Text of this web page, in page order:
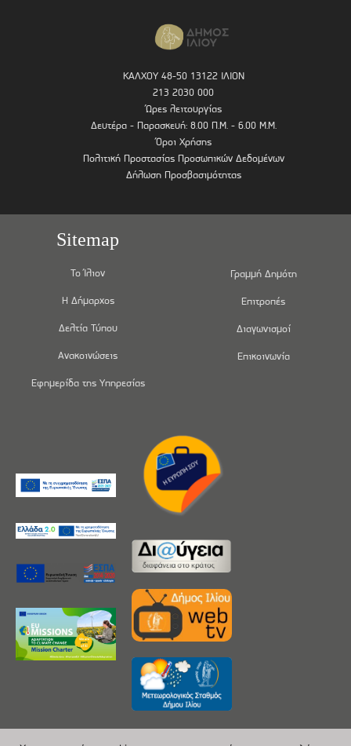
ΚΑΛΧΟΥ 48-50 13122 ΙΛΙΟΝ
213 2030 000
Ώρες λειτουργίας
Δευτέρα - Παρασκευή: 8.00 Π.Μ. - 6.00 Μ.Μ.
Όροι Χρήσης
Πολιτική Προστασίας Προσωπικών Δεδομένων
Δήλωση Προσβασιμότητας
Sitemap
Το Ίλιον
Η Δήμαρχος
Δελτία Τύπου
Ανακοινώσεις
Εφημερίδα της Υπηρεσίας
Γραμμή Δημότη
Επιτροπές
Διαγωνισμοί
Επικοινωνία